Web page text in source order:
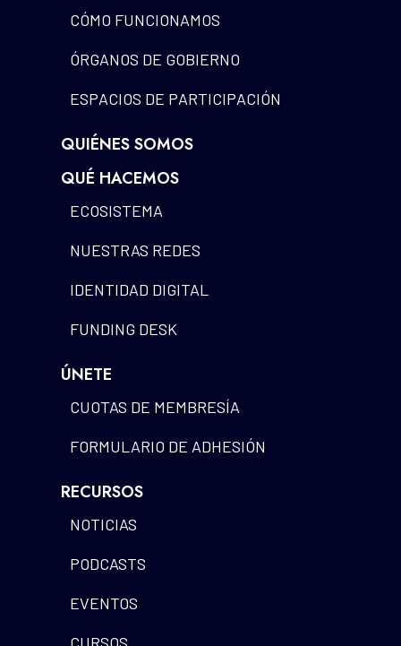
CÓMO FUNCIONAMOS
ÓRGANOS DE GOBIERNO
ESPACIOS DE PARTICIPACIÓN
QUIÉNES SOMOS
QUÉ HACEMOS
ECOSISTEMA
NUESTRAS REDES
IDENTIDAD DIGITAL
FUNDING DESK
ÚNETE
CUOTAS DE MEMBRESÍA
FORMULARIO DE ADHESIÓN
RECURSOS
NOTICIAS
PODCASTS
EVENTOS